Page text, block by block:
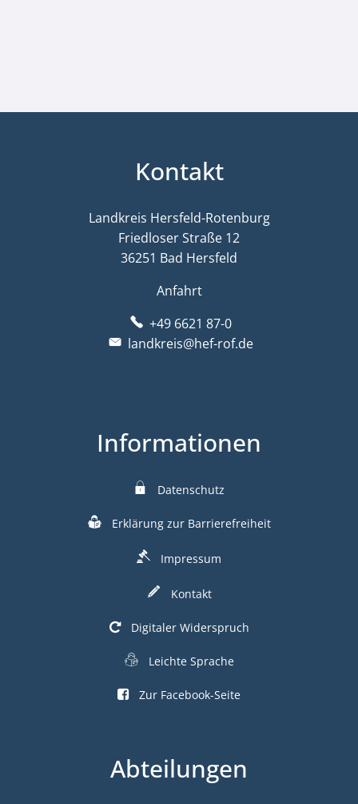
Kontakt
Landkreis Hersfeld-Rotenburg
Friedloser Straße 12
36251 Bad Hersfeld
Anfahrt
+49 6621 87-0
landkreis@hef-rof.de
Informationen
Datenschutz
Erklärung zur Barrierefreiheit
Impressum
Kontakt
Digitaler Widerspruch
Leichte Sprache
Zur Facebook-Seite
Abteilungen